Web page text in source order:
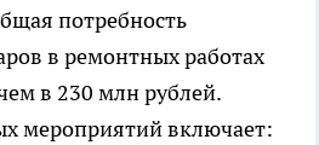
потребность
в ремонтных работах
в 230 млн рублей.
мероприятий включает: